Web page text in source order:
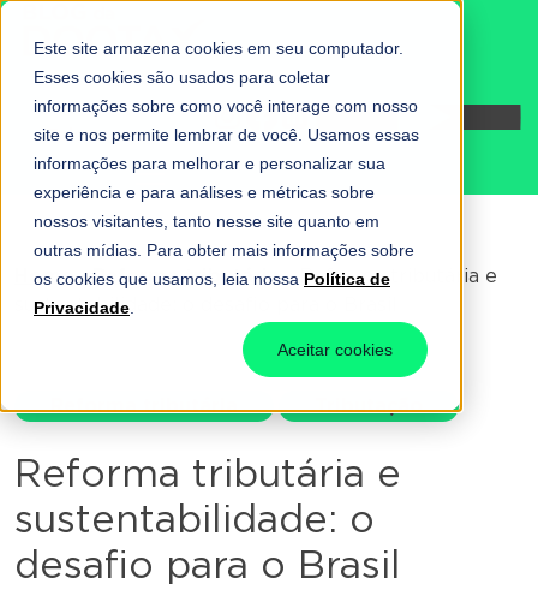
Este site armazena cookies em seu computador.
Esses cookies são usados para coletar
informações sobre como você interage com nosso
site e nos permite lembrar de você. Usamos essas
informações para melhorar e personalizar sua
experiência e para análises e métricas sobre
nossos visitantes, tanto nesse site quanto em
outras mídias. Para obter mais informações sobre
os cookies que usamos, leia nossa Política de
Privacidade
Aceitar cookies
Fale conosco
Home-Reforma tributária- Reforma tributária e
sustentabilidade: o desafio para o Brasil
Reforma tributária Tributação
Reforma tributária e
sustentabilidade: o
desafio para o Brasil